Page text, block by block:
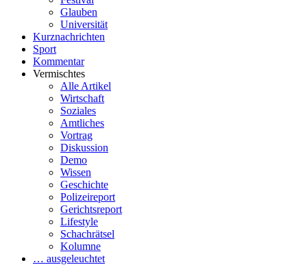
Glauben
Universität
Kurznachrichten
Sport
Kommentar
Vermischtes
Alle Artikel
Wirtschaft
Soziales
Amtliches
Vortrag
Diskussion
Demo
Wissen
Geschichte
Polizeireport
Gerichtsreport
Lifestyle
Schachrätsel
Kolumne
… ausgeleuchtet